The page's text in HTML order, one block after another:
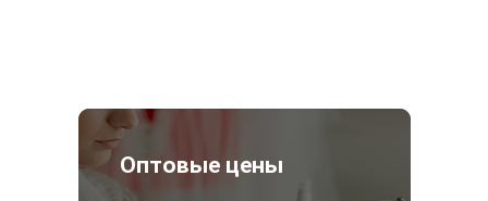
Оптовые цены